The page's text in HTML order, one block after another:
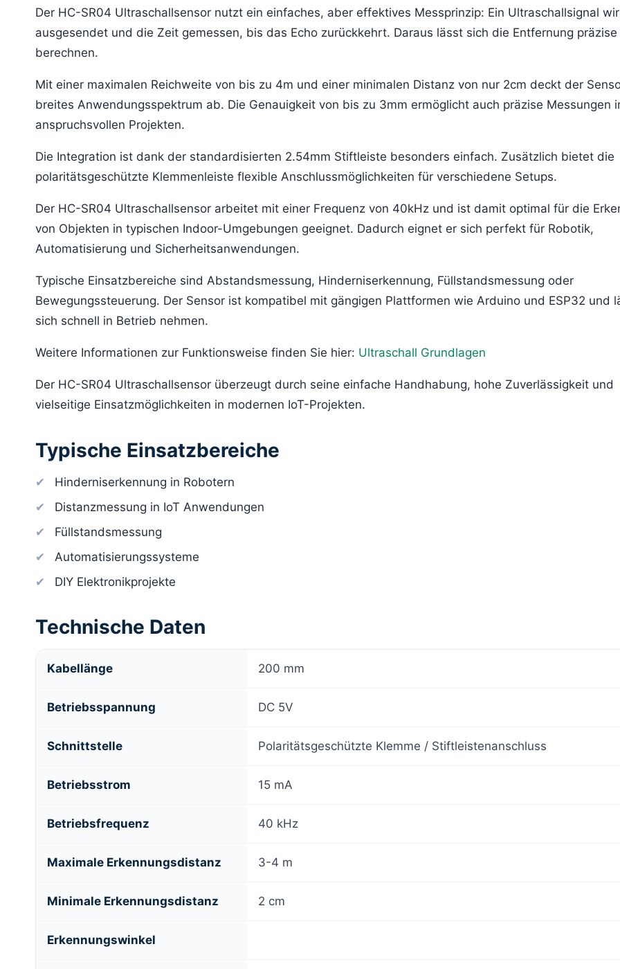
Der HC-SR04 Ultraschallsensor nutzt ein einfaches, aber effektives Messprinzip: Ein Ultraschallsignal
ausgesendet und die Zeit gemessen, bis das Echo zurückkehrt. Daraus lässt sich die Entfernung präzise
berechnen.
Mit einer maximalen Reichweite von bis zu 4m und einer minimalen Distanz von nur 2cm deckt der
breites Anwendungsspektrum ab. Die Genauigkeit von bis zu 3mm ermöglicht auch präzise Messungen
anspruchsvollen Projekten.
Die Integration ist dank der standardisierten 2.54mm Stiftleiste besonders einfach. Zusätzlich bietet die
polaritätsgeschützte Klemmenleiste flexible Anschlussmöglichkeiten für verschiedene Setups.
Der HC-SR04 Ultraschallsensor arbeitet mit einer Frequenz von 40kHz und ist damit optimal für die
von Objekten in typischen Indoor-Umgebungen geeignet. Dadurch eignet er sich perfekt für Robotik,
Automatisierung und Sicherheitsanwendungen.
Typische Einsatzbereiche sind Abstandsmessung, Hinderniserkennung, Füllstandsmessung oder
Bewegungssteuerung. Der Sensor ist kompatibel mit gängigen Plattformen wie Arduino und ESP32 und
sich schnell in Betrieb nehmen.
Weitere Informationen zur Funktionsweise finden Sie hier: Ultraschall Grundlagen
Der HC-SR04 Ultraschallsensor überzeugt durch seine einfache Handhabung, hohe Zuverlässigkeit und
vielseitige Einsatzmöglichkeiten in modernen IoT-Projekten.
Typische Einsatzbereiche
Hinderniserkennung in Robotern
Distanzmessung in IoT Anwendungen
Füllstandsmessung
Automatisierungssysteme
DIY Elektronikprojekte
Technische Daten
Kabellänge 200 mm
Betriebsspannung DC 5V
Schnittstelle Polaritätsgeschützte Klemme / Stiftleistenanschluss
Betriebsstrom 15 mA
Betriebsfrequenz 40 kHz
Maximale Erkennungsdistanz 3-4 m
Minimale Erkennungsdistanz 2 cm
Erkennungswinkel